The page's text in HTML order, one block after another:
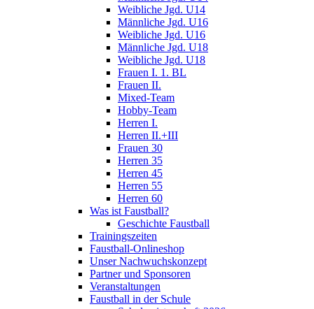
Weibliche Jgd. U14
Männliche Jgd. U16
Weibliche Jgd. U16
Männliche Jgd. U18
Weibliche Jgd. U18
Frauen I. 1. BL
Frauen II.
Mixed-Team
Hobby-Team
Herren I.
Herren II.+III
Frauen 30
Herren 35
Herren 45
Herren 55
Herren 60
Was ist Faustball?
Geschichte Faustball
Trainingszeiten
Faustball-Onlineshop
Unser Nachwuchskonzept
Partner und Sponsoren
Veranstaltungen
Faustball in der Schule